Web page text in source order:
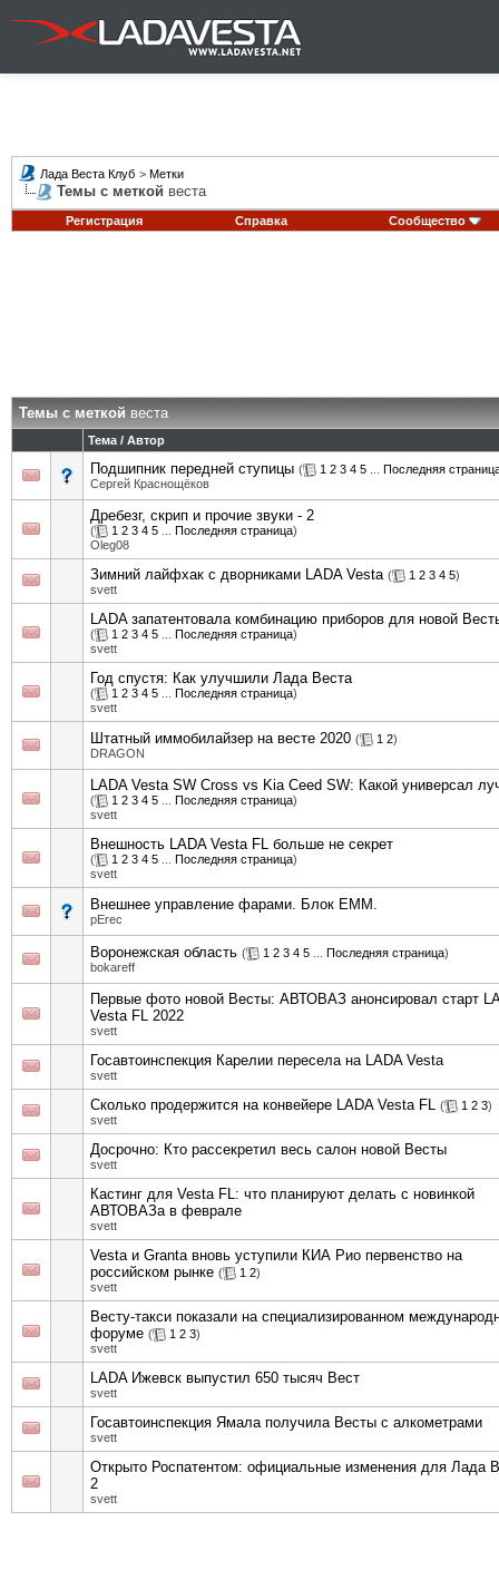
Лада Веста Клуб > Метки
Темы с меткой веста
Регистрация Справка Сообщество
Темы с меткойвеста
Тема / Автор
Подшипник передней ступицы ( 1 2 3 4 5
Последняя
Сергей Краснощёков
Дребезг, скрип и прочие звуки - 2
( 1 2 3 4 5 Последняя страница)
Oleg08
Зимний лайфхак с дворниками LADA Vesta ( 1 2 3 4 5)
svett
LADA запатентовала комбинацию приборов для новой
( 1 2 3 4 5 Последняя страница)
svett
Год спустя: Как улучшили Лада Веста
( 1 2 3 4 5 Последняя страница)
svett
Штатный иммобилайзер на весте 2020 ( 1 2)
DRAGON
LADA Vesta SW Cross vs Kia Ceed SW: Какой универсал
( 1 2 3 4 5 Последняя страница)
svett
Внешность LADA Vesta FL больше не секрет
( 1 2 3 4 5 Последняя страница)
svett
Внешнее управление фарами. Блок EMM.
pErec
Воронежская область ( 1 2 3 4 5 Последняя страница)
bokareff
Первые фото новой Весты: АВТОВАЗ анонсировал старт
Vesta FL 2022
svett
Госавтоинспекция Карелии пересела на LADA Vesta
svett
Сколько продержится на конвейере LADA Vesta FL ( 1 2 3)
svett
Досрочно: Кто рассекретил весь салон новой Весты
svett
Кастинг для Vesta FL: что планируют делать с новинкой
АВТОВАЗа в феврале
svett
Vesta и Granta вновь уступили КИА Рио первенство на
российском рынке ( 1 2)
svett
Весту-такси показали на специализированном
форуме ( 1 2 3)
svett
LADA Ижевск выпустил 650 тысяч Вест
svett
Госавтоинспекция Ямала получила Весты с алкометрами
svett
Открыто Роспатентом: официальные изменения для Лада
2
svett